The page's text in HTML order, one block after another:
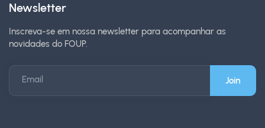
Newsletter
Inscreva-se em nossa newsletter para acompanhar as
novidades do FOUP.
Email